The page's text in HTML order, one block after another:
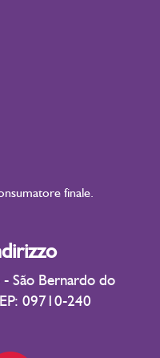
finale.
São Bernardo do
09710-240